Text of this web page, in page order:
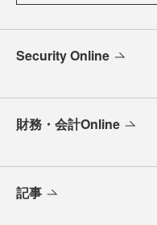
Security Online
財務・会計Online
記事